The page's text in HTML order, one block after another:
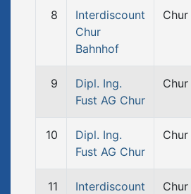
8
Interdiscount
Chur
Bahnhof
Chur
9
Dipl. Ing.
Fust AG Chur
Chur
10
Dipl. Ing.
Fust AG Chur
Chur
11
Interdiscount
Chur